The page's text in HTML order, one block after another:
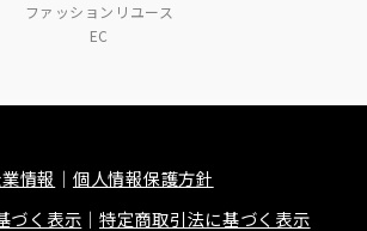
ファッションリユース
EC
情報
個人情報保護方針
づく表示
特定商取引法に基づく表示